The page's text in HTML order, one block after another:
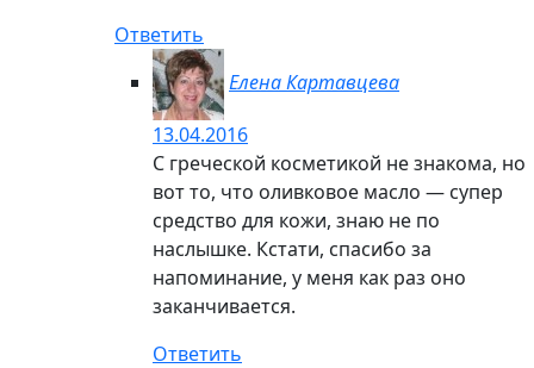
Ответить
Елена Картавцева
13.04.2016
С греческой косметикой не знакома, но
вот то, что оливковое масло — супер
средство для кожи, знаю не по
наслышке. Кстати, спасибо за
напоминание, у меня как раз оно
заканчивается.
Ответить